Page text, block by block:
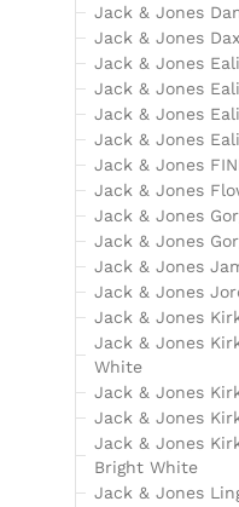
Jack & Jones
Jack & Jones
Jack & Jones
Jack & Jones
Jack & Jones
Jack & Jones
Jack & Jones
Jack & Jones
Jack & Jones
Jack & Jones
Jack & Jones
Jack & Jones
Jack & Jones
Jack & Jones
White
Jack & Jones
Jack & Jones
Jack & Jones
Bright White
Jack & Jones